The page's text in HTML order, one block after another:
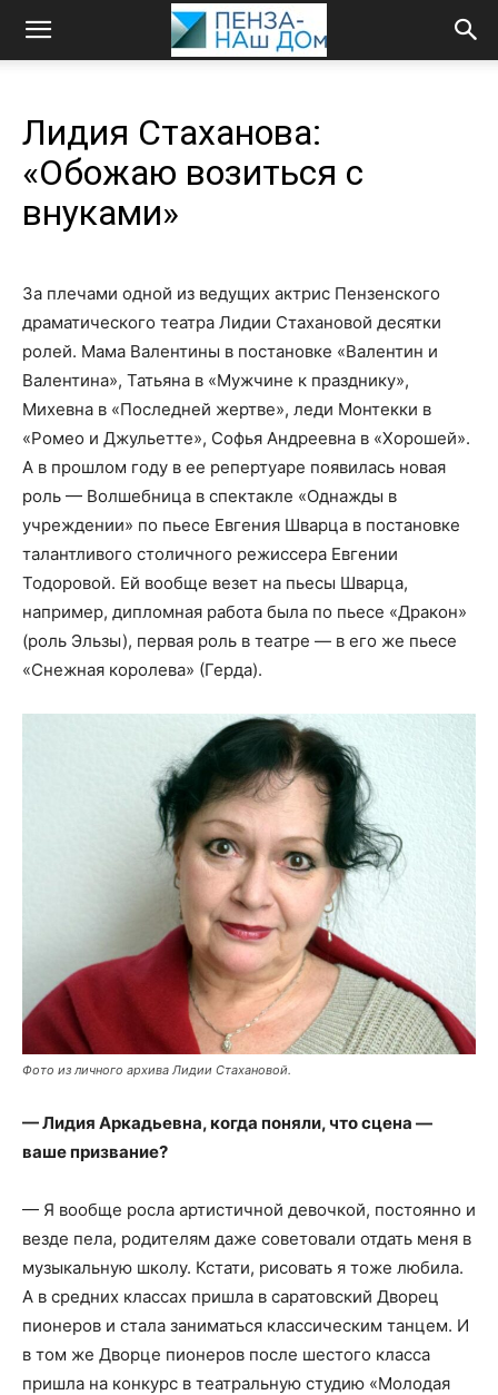
Лидия Стаханова:
«Обожаю возиться с
внуками»
За плечами одной из ведущих актрис Пензенского
драматического театра Лидии Стахановой десятки
ролей. Мама Валентины в постановке «Валентин и
Валентина», Татьяна в «Мужчине к празднику»,
Михевна в «Последней жертве», леди Монтекки в
«Ромео и Джульетте», Софья Андреевна в «Хорошей».
А в прошлом году в ее репертуаре появилась новая
роль — Волшебница в спектакле «Однажды в
учреждении» по пьесе Евгения Шварца в постановке
талантливого столичного режиссера Евгении
Тодоровой. Ей вообще везет на пьесы Шварца,
например, дипломная работа была по пьесе «Дракон»
(роль Эльзы), первая роль в театре — в его же пьесе
«Снежная королева» (Герда).
Фото из личного архива Лидии Стахановой.
— Лидия Аркадьевна, когда поняли, что сцена —
ваше призвание?
— Я вообще росла артистичной девочкой, постоянно и
везде пела, родителям даже советовали отдать меня в
музыкальную школу. Кстати, рисовать я тоже любила.
А в средних классах пришла в саратовский Дворец
пионеров и стала заниматься классическим танцем. И
в том же Дворце пионеров после шестого класса
пришла на конкурс в театральную студию «Молодая